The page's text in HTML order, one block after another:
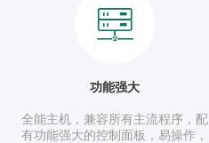
功能强大
全能主机，兼容所有主流程序，配
有功能强大的控制面板，易操作，